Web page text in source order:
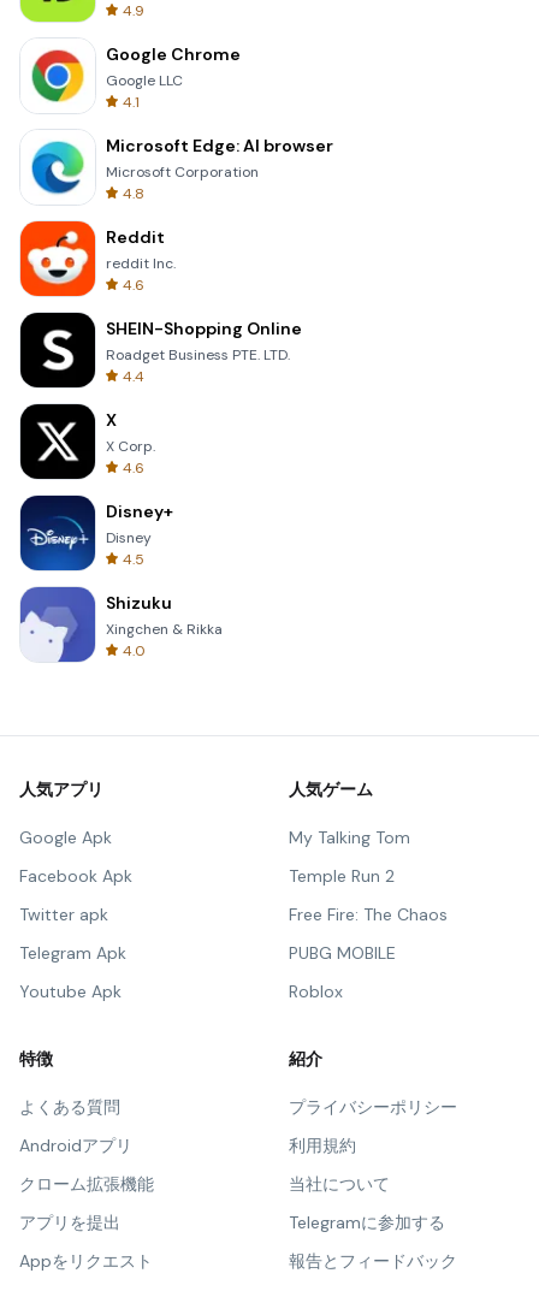
4.9
Google Chrome
Google LLC
4.1
Microsoft Edge: AI browser
Microsoft Corporation
4.8
Reddit
reddit Inc.
4.6
SHEIN-Shopping Online
Roadget Business PTE. LTD.
4.4
X
X Corp.
4.6
Disney+
Disney
4.5
Shizuku
Xingchen & Rikka
4.0
人気アプリ
Google Apk
Facebook Apk
Twitter apk
Telegram Apk
Youtube Apk
人気ゲーム
My Talking Tom
Temple Run 2
Free Fire: The Chaos
PUBG MOBILE
Roblox
特徴
よくある質問
Androidアプリ
クローム拡張機能
アプリを提出
Appをリクエスト
紹介
プライバシーポリシー
利用規約
当社について
Telegramに参加する
報告とフィードバック